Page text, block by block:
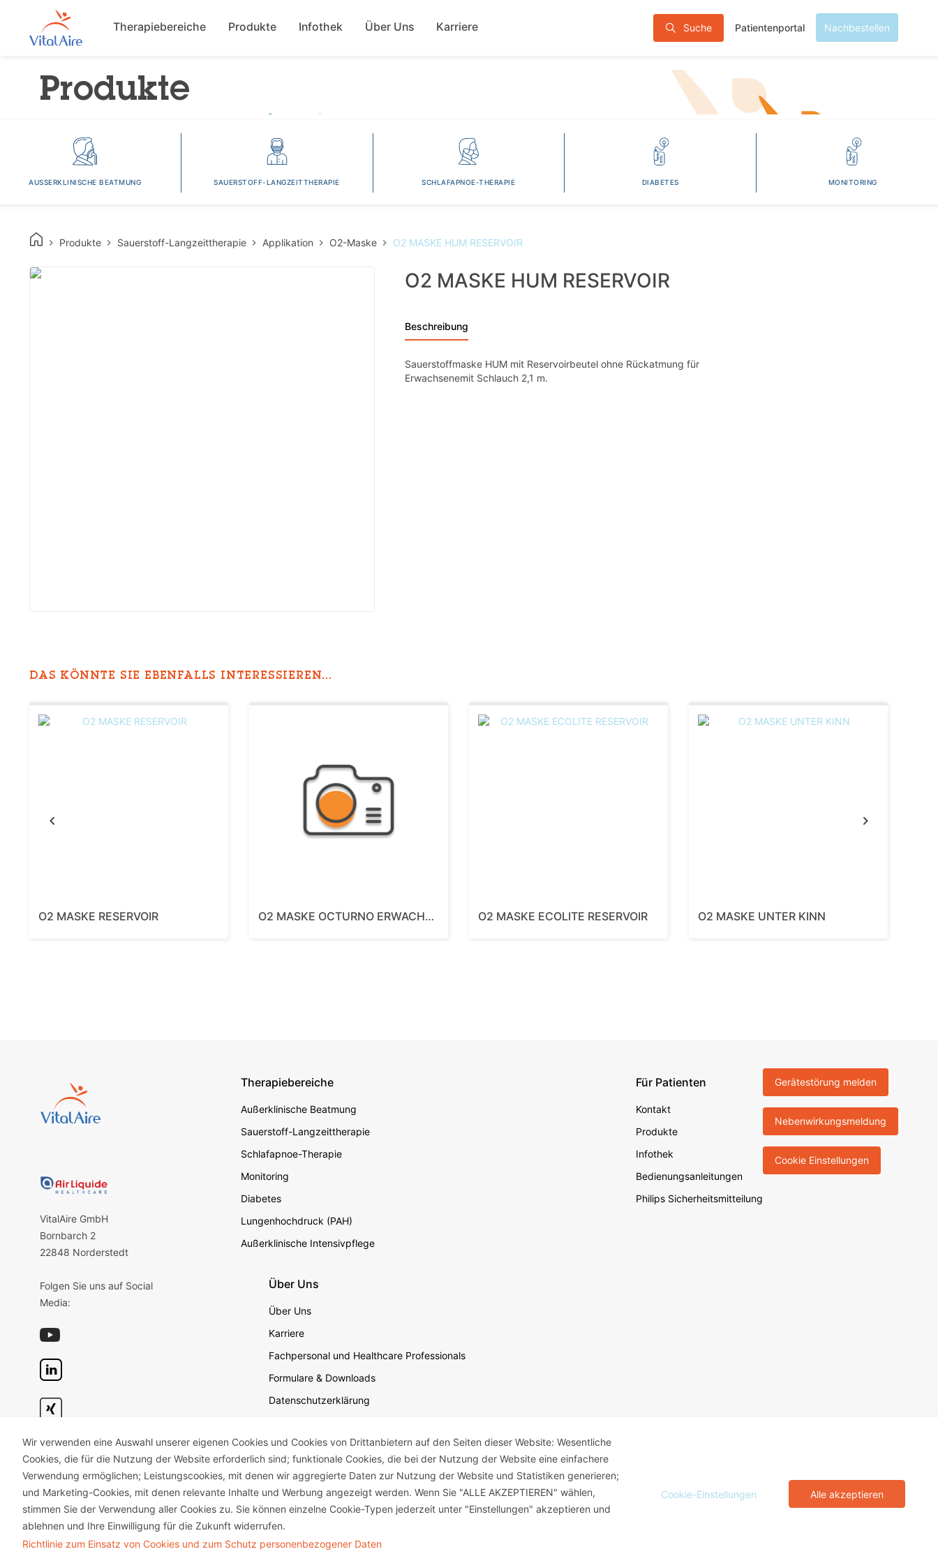
zum
Suche Patientenportal Nachbestellen
Main navigation
Therapiebereiche Produkte Infothek Über Uns Karriere
Produkte
AUSSERKLINISCHE BEATMUNG SAUERSTOFF-LANGZEITTHERAPIE SCHLAFAPNOE-THERAPIE DIABETES MONITORING
Produkte Sauerstoff-Langzeittherapie Applikation O2-Maske O2 MASKE HUM RESERVOIR
O2 MASKE HUM RESERVOIR
Beschreibung
Sauerstoffmaske HUM mit Reservoirbeutel ohne Rückatmung für
Erwachsenemit Schlauch 2,1 m.
DAS KÖNNTE SIE EBENFALLS INTERESSIEREN...
O2 MASKE RESERVOIR O2 MASKE OCTURNO ERWACHSENE O2 MASKE ECOLITE RESERVOIR O2 MASKE UNTER KINN
VitalAire GmbH
Bornbarch 2
22848 Norderstedt
Folgen Sie uns auf Social
Media:
Footer secondary
Therapiebereiche
Außerklinische Beatmung
Sauerstoff-Langzeittherapie
Schlafapnoe-Therapie
Monitoring
Diabetes
Lungenhochdruck (PAH)
Außerklinische Intensivpflege
Für Patienten
Kontakt
Produkte
Infothek
Bedienungsanleitungen
Philips Sicherheitsmitteilung
Über Uns
Über Uns
Karriere
Fachpersonal und Healthcare Professionals
Formulare & Downloads
Datenschutzerklärung
Geschäftsbedingungen für die Website-Nutzung
Impressum
Unternehmensverantwortung
Gerätestörung melden
Nebenwirkungsmeldung
Cookie Einstellungen
Wir verwenden eine Auswahl unserer eigenen Cookies und Cookies von Drittanbietern auf den Seiten dieser Website: Wesentliche
Cookies, die für die Nutzung der Website erforderlich sind; funktionale Cookies, die bei der Nutzung der Website eine einfachere
Verwendung ermöglichen; Leistungscookies, mit denen wir aggregierte Daten zur Nutzung der Website und Statistiken generieren;
und Marketing-Cookies, mit denen relevante Inhalte und Werbung angezeigt werden. Wenn Sie "ALLE AKZEPTIEREN" wählen,
stimmen Sie der Verwendung aller Cookies zu. Sie können einzelne Cookie-Typen jederzeit unter "Einstellungen" akzeptieren und
ablehnen und Ihre Einwilligung für die Zukunft widerrufen.
Richtlinie zum Einsatz von Cookies und zum Schutz personenbezogener Daten
Cookie-Einstellungen Alle akzeptieren